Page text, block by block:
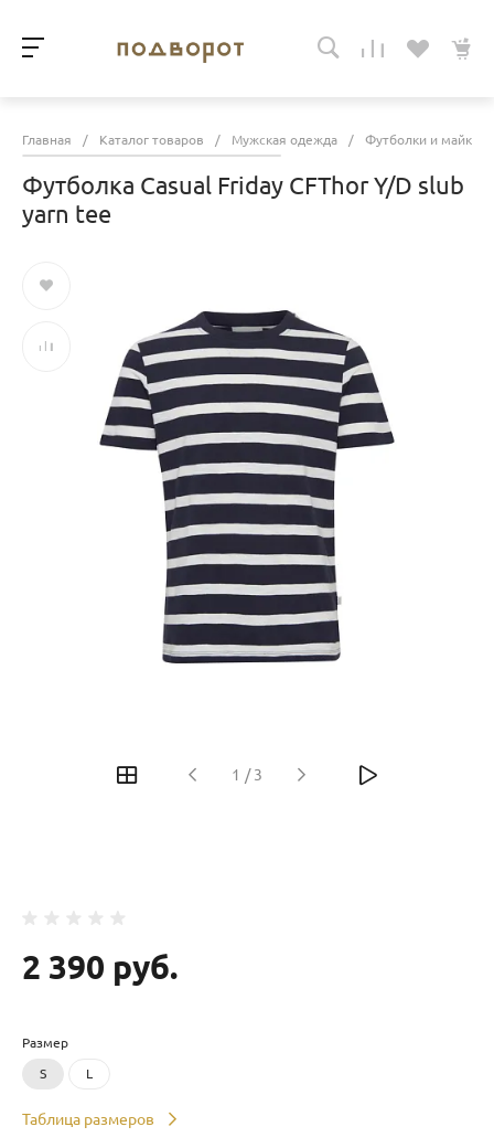
Главная / Каталог товаров / Мужская одежда / Футболки и майки
Футболка Casual Friday CFThor Y/D slub
yarn tee
1 / 3
2 390 руб.
Размер
S L
Таблица размеров